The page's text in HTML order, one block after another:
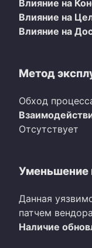
Влияние на
Влияние на
Влияние на
Метод
Обход
Отсутствует
Уменьшение
Данная
патчем
Наличие